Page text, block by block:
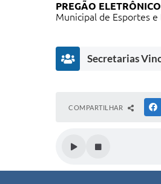
PREGÃO
Municipal de Esportes
Secretarias
COMPARTILHAR